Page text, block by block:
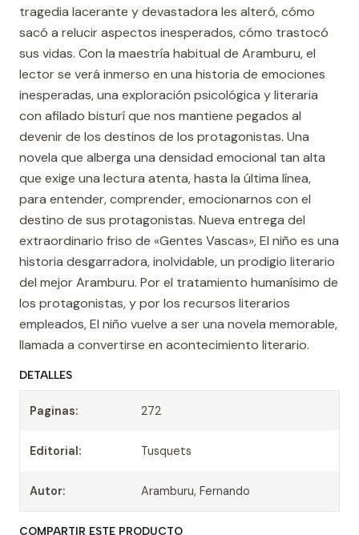
tragedia lacerante y devastadora les alteró, cómo
sacó a relucir aspectos inesperados, cómo trastocó
sus vidas. Con la maestría habitual de Aramburu, el
lector se verá inmerso en una historia de emociones
inesperadas, una exploración psicológica y literaria
con afilado bisturí que nos mantiene pegados al
devenir de los destinos de los protagonistas. Una
novela que alberga una densidad emocional tan alta
que exige una lectura atenta, hasta la última línea,
para entender, comprender, emocionarnos con el
destino de sus protagonistas. Nueva entrega del
extraordinario friso de «Gentes Vascas», El niño es una
historia desgarradora, inolvidable, un prodigio literario
del mejor Aramburu. Por el tratamiento humanísimo de
los protagonistas, y por los recursos literarios
empleados, El niño vuelve a ser una novela memorable,
llamada a convertirse en acontecimiento literario.
DETALLES
Paginas: 272
Editorial: Tusquets
Autor: Aramburu, Fernando
COMPARTIR ESTE PRODUCTO